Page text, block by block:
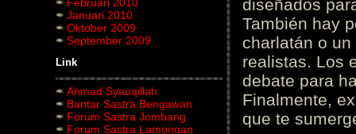
Januari 2010
Oktober 2009
September 2009
Link
Ahmad Syauqillah
Bantar Sastra Bengawan
Forum Sastra Jombang
Forum Sastra Lamongan
diseñados
También hay
charlatán o
realistas. Los
debate para
Finalmente,
que te